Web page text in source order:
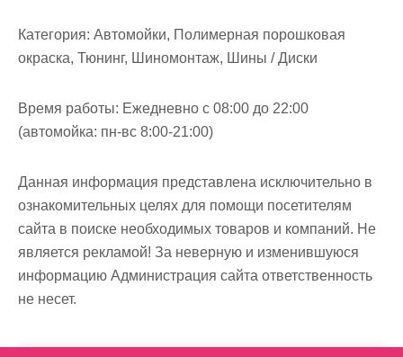
Категория: Автомойки, Полимерная порошковая
окраска, Тюнинг, Шиномонтаж, Шины / Диски
Время работы: Ежедневно с 08:00 до 22:00
(автомойка: пн-вс 8:00-21:00)
Данная информация представлена исключительно в
ознакомительных целях для помощи посетителям
сайта в поиске необходимых товаров и компаний. Не
является рекламой! За неверную и изменившуюся
информацию Администрация сайта ответственность
не несет.